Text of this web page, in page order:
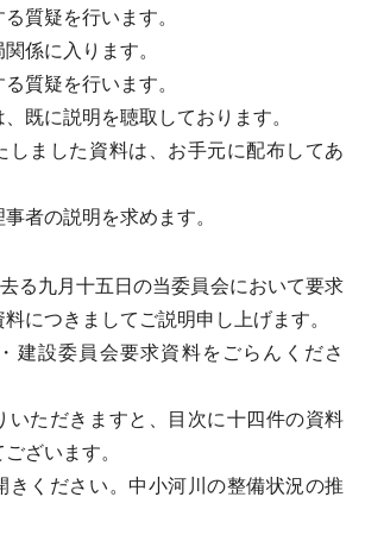
質疑を行います。
係に入ります。
質疑を行います。
既に説明を聴取しております。
ました資料は、お手元に配布してあ
者の説明を求めます。
る九月十五日の当委員会において要求
につきましてご説明申し上げます。
建設委員会要求資料をごらんくださ
ただきますと、目次に十四件の資料
ざいます。
ください。中小河川の整備状況の推